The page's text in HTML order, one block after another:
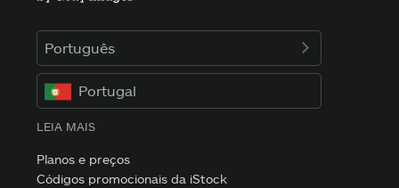
Português
Portugal
LEIA MAIS
Planos e preços
Códigos promocionais da iStock